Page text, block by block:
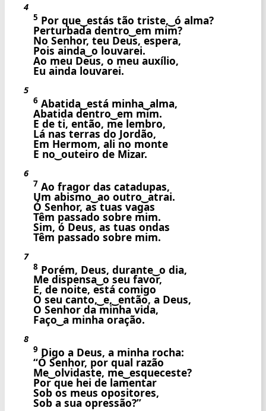
4
5 Por que ͜ estás tão triste, ͜ ó alma?
Perturbada dentro ͜ em mim?
No Senhor, teu Deus, espera,
Pois ainda ͜ o louvarei.
Ao meu Deus, o meu auxílio,
Eu ainda louvarei.
5
6 Abatida ͜ está minha ͜ alma,
Abatida dentro ͜ em mim.
E de ti, então, me lembro,
Lá nas terras do Jordão,
Em Hermom, ali no monte
E no ͜ outeiro de Mizar.
6
7 Ao fragor das catadupas,
Um abismo ͜ ao outro ͜ atrai.
Ó Senhor, as tuas vagas
Têm passado sobre mim.
Sim, ó Deus, as tuas ondas
Têm passado sobre mim.
7
8 Porém, Deus, durante ͜ o dia,
Me dispensa ͜ o seu favor,
E, de noite, está comigo
O seu canto, ͜ e, ͜ então, a Deus,
O Senhor da minha vida,
Faço ͜ a minha oração.
8
9 Digo a Deus, a minha rocha:
“Ó Senhor, por qual razão
Me ͜ olvidaste, me ͜ esqueceste?
Por que hei de lamentar
Sob os meus opositores,
Sob a sua opressão?”